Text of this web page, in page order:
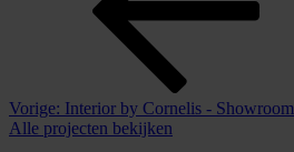
Vorige: Interior by Cornelis - Showroom
Alle projecten bekijken